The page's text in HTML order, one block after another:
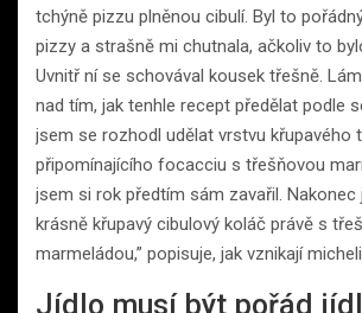
tchýně pizzu plněnou cibulí. Byl to
pizzy a strašně mi chutnala, ačkoliv to
Uvnitř ní se schovával kousek třešně.
nad tím, jak tenhle recept předělat podle
jsem se rozhodl udělat vrstvu křupavého
připomínajícího focacciu s třešňovou
jsem si rok předtím sám zavařil. Nakonec
krásně křupavý cibulový koláč právě s
marmeládou,” popisuje, jak vznikají
Jídlo musí být pořád